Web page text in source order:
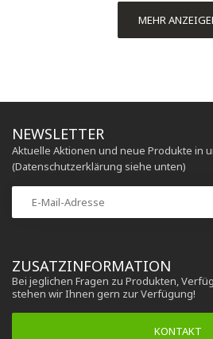
MEHR
ZUSATZINFORMATION
Bei jeglichen Fragen zu Produkten,
stehen wir Ihnen gern zur Verfügung!
KONTAKT
NEWSLETTER
Aktuelle Aktionen und neue Produkte in
(Datenschutzerklärung siehe unten)